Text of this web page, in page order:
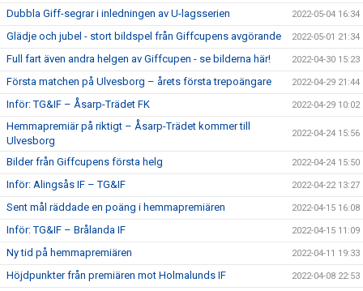
Dubbla Giff-segrar i inledningen av U-lagsserien 2022-05-04 16:34
Glädje och jubel - stort bildspel från Giffcupens avgörande 2022-05-01 21:34
Full fart även andra helgen av Giffcupen - se bilderna här! 2022-04-30 15:23
Första matchen på Ulvesborg – årets första trepoängare 2022-04-29 21:44
Inför: TG&IF – Åsarp-Trädet FK 2022-04-29 10:02
Hemmapremiär på riktigt – Åsarp-Trädet kommer till
Ulvesborg
2022-04-24 15:56
Bilder från Giffcupens första helg 2022-04-24 15:50
Inför: Alingsås IF – TG&IF 2022-04-22 13:27
Sent mål räddade en poäng i hemmapremiären 2022-04-15 16:08
Inför: TG&IF – Brålanda IF 2022-04-15 11:09
Ny tid på hemmapremiären 2022-04-11 19:33
Höjdpunkter från premiären mot Holmalunds IF 2022-04-08 22:53